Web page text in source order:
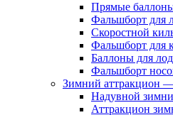
Прямые
Фальшборт для
Скоростной
Фальшборт для
Баллоны для
Фальшборт
Зимний аттракцион
Надувной
Аттракцион